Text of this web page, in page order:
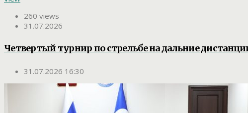
260 views
31.07.2026
Четвертый турнир по стрельбе на дальние
31.07.2026 16:30